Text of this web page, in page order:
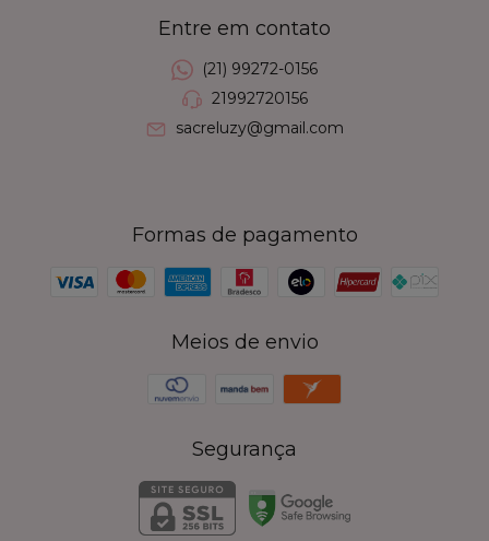
Entre em contato
(21) 99272-0156
21992720156
sacreluzy@gmail.com
Formas de pagamento
Meios de envio
Segurança